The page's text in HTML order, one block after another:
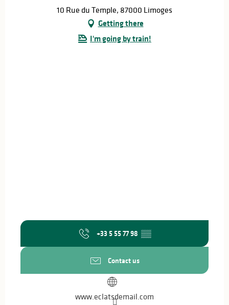
10 Rue du Temple, 87000 Limoges
Getting there
I'm going by train!
+33 5 55 77 98 ▒▒
Contact us
www.eclatsdemail.com